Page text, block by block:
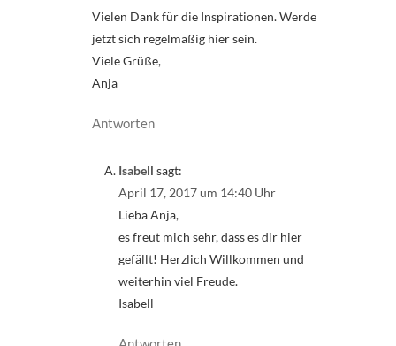
Vielen Dank für die Inspirationen. Werde
jetzt sich regelmäßig hier sein.
Viele Grüße,
Anja
Antworten
Isabell sagt:
April 17, 2017 um 14:40 Uhr
Lieba Anja,
es freut mich sehr, dass es dir hier
gefällt! Herzlich Willkommen und
weiterhin viel Freude.
Isabell